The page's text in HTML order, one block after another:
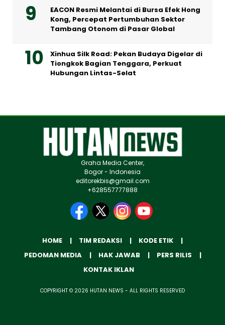
EACON Resmi Melantai di Bursa Efek Hong
Kong, Percepat Pertumbuhan Sektor
Tambang Otonom di Pasar Global
Xinhua Silk Road: Pekan Budaya Digelar di
Tiongkok Bagian Tenggara, Perkuat
Hubungan Lintas-Selat
Graha Media Center,
Bogor - Indonesia
editorekbis@gmail.com
+628557777888
HOME TIM REDAKSI
KODE ETIK
PEDOMAN MEDIA
HAK JAWAB
PERS RILIS
KONTAK IKLAN
COPYRIGHT © 2026 HUTAN NEWS - ALL RIGHTS RESERVED